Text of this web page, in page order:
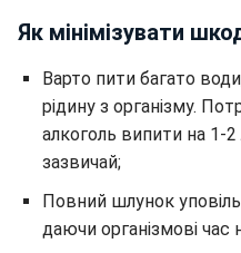
Як мінімізувати
Варто пити багато
рідину з організму.
алкоголь випити на 1-2
зазвичай;
Повний шлунок
даючи організмові